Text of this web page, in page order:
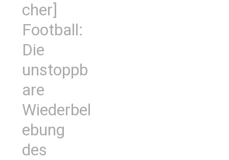
cher]
Football:
Die
unstoppb
are
Wiederbel
ebung
des